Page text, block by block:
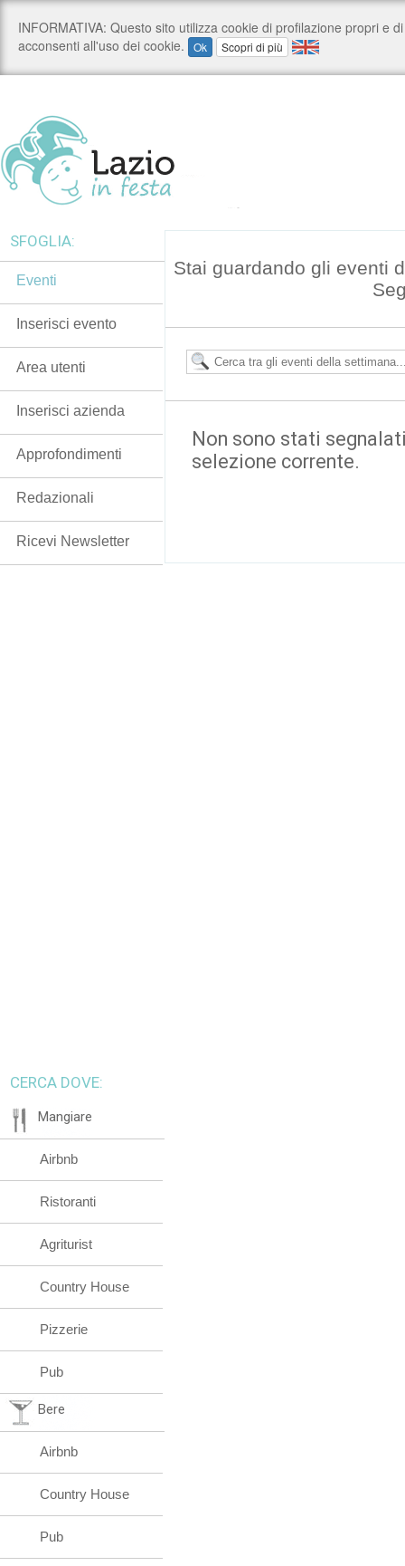
Stai guardando gli eventi
Non sono stati
selezione corrente.
SFOGLIA:
Eventi
Inserisci evento
Area utenti
Inserisci azienda
Approfondimenti
Redazionali
Ricevi Newsletter
CERCA DOVE:
Mangiare
Airbnb
Ristoranti
Agriturist
Country House
Pizzerie
Pub
Bere
Airbnb
Country House
Pub